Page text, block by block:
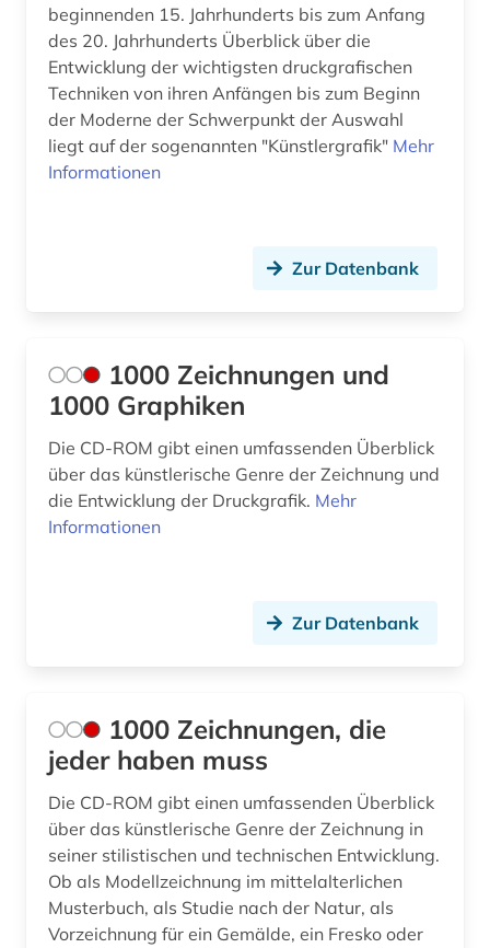
bibliothek der hansestadt lübeck (1)
bibliotheksbestand (1)
biblische motive (1)
bildband (2)
bilddatenbank (23)
bildnisgrafik (2)
bildpostkarte (4)
bildstock (2)
bildteppich (1)
beginnenden 15. Jahrhunderts bis zum Anfang
des 20. Jahrhunderts Überblick über die
Entwicklung der wichtigsten druckgrafischen
Techniken von ihren Anfängen bis zum Beginn
der Moderne der Schwerpunkt der Auswahl
liegt auf der sogenannten "Künstlergrafik" Mehr
Informationen
Zur Datenbank
1000 Zeichnungen und
1000 Graphiken
Die CD-ROM gibt einen umfassenden Überblick
über das künstlerische Genre der Zeichnung und
die Entwicklung der Druckgrafik. Mehr
Informationen
Zur Datenbank
1000 Zeichnungen, die
jeder haben muss
Die CD-ROM gibt einen umfassenden Überblick
über das künstlerische Genre der Zeichnung in
seiner stilistischen und technischen Entwicklung.
Ob als Modellzeichnung im mittelalterlichen
Musterbuch, als Studie nach der Natur, als
Vorzeichnung für ein Gemälde, ein Fresko oder